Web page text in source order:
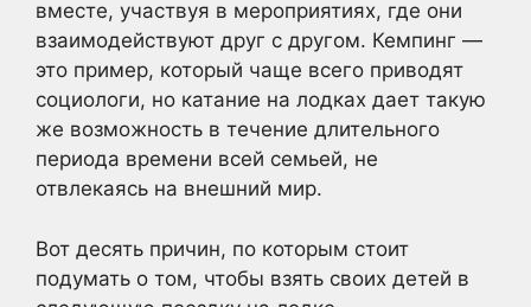
вместе, участвуя в мероприятиях, где они
взаимодействуют друг с другом. Кемпинг —
это пример, который чаще всего приводят
социологи, но катание на лодках дает такую
же возможность в течение длительного
периода времени всей семьей, не
отвлекаясь на внешний мир.
Вот десять причин, по которым стоит
подумать о том, чтобы взять своих детей в